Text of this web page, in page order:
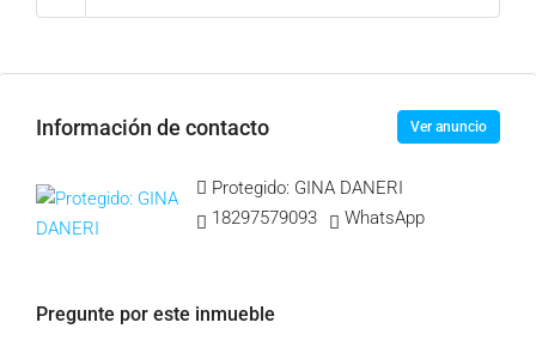
Información de contacto Ver anuncio
Protegido: GINA DANERI
18297579093
WhatsApp
Pregunte por este inmueble